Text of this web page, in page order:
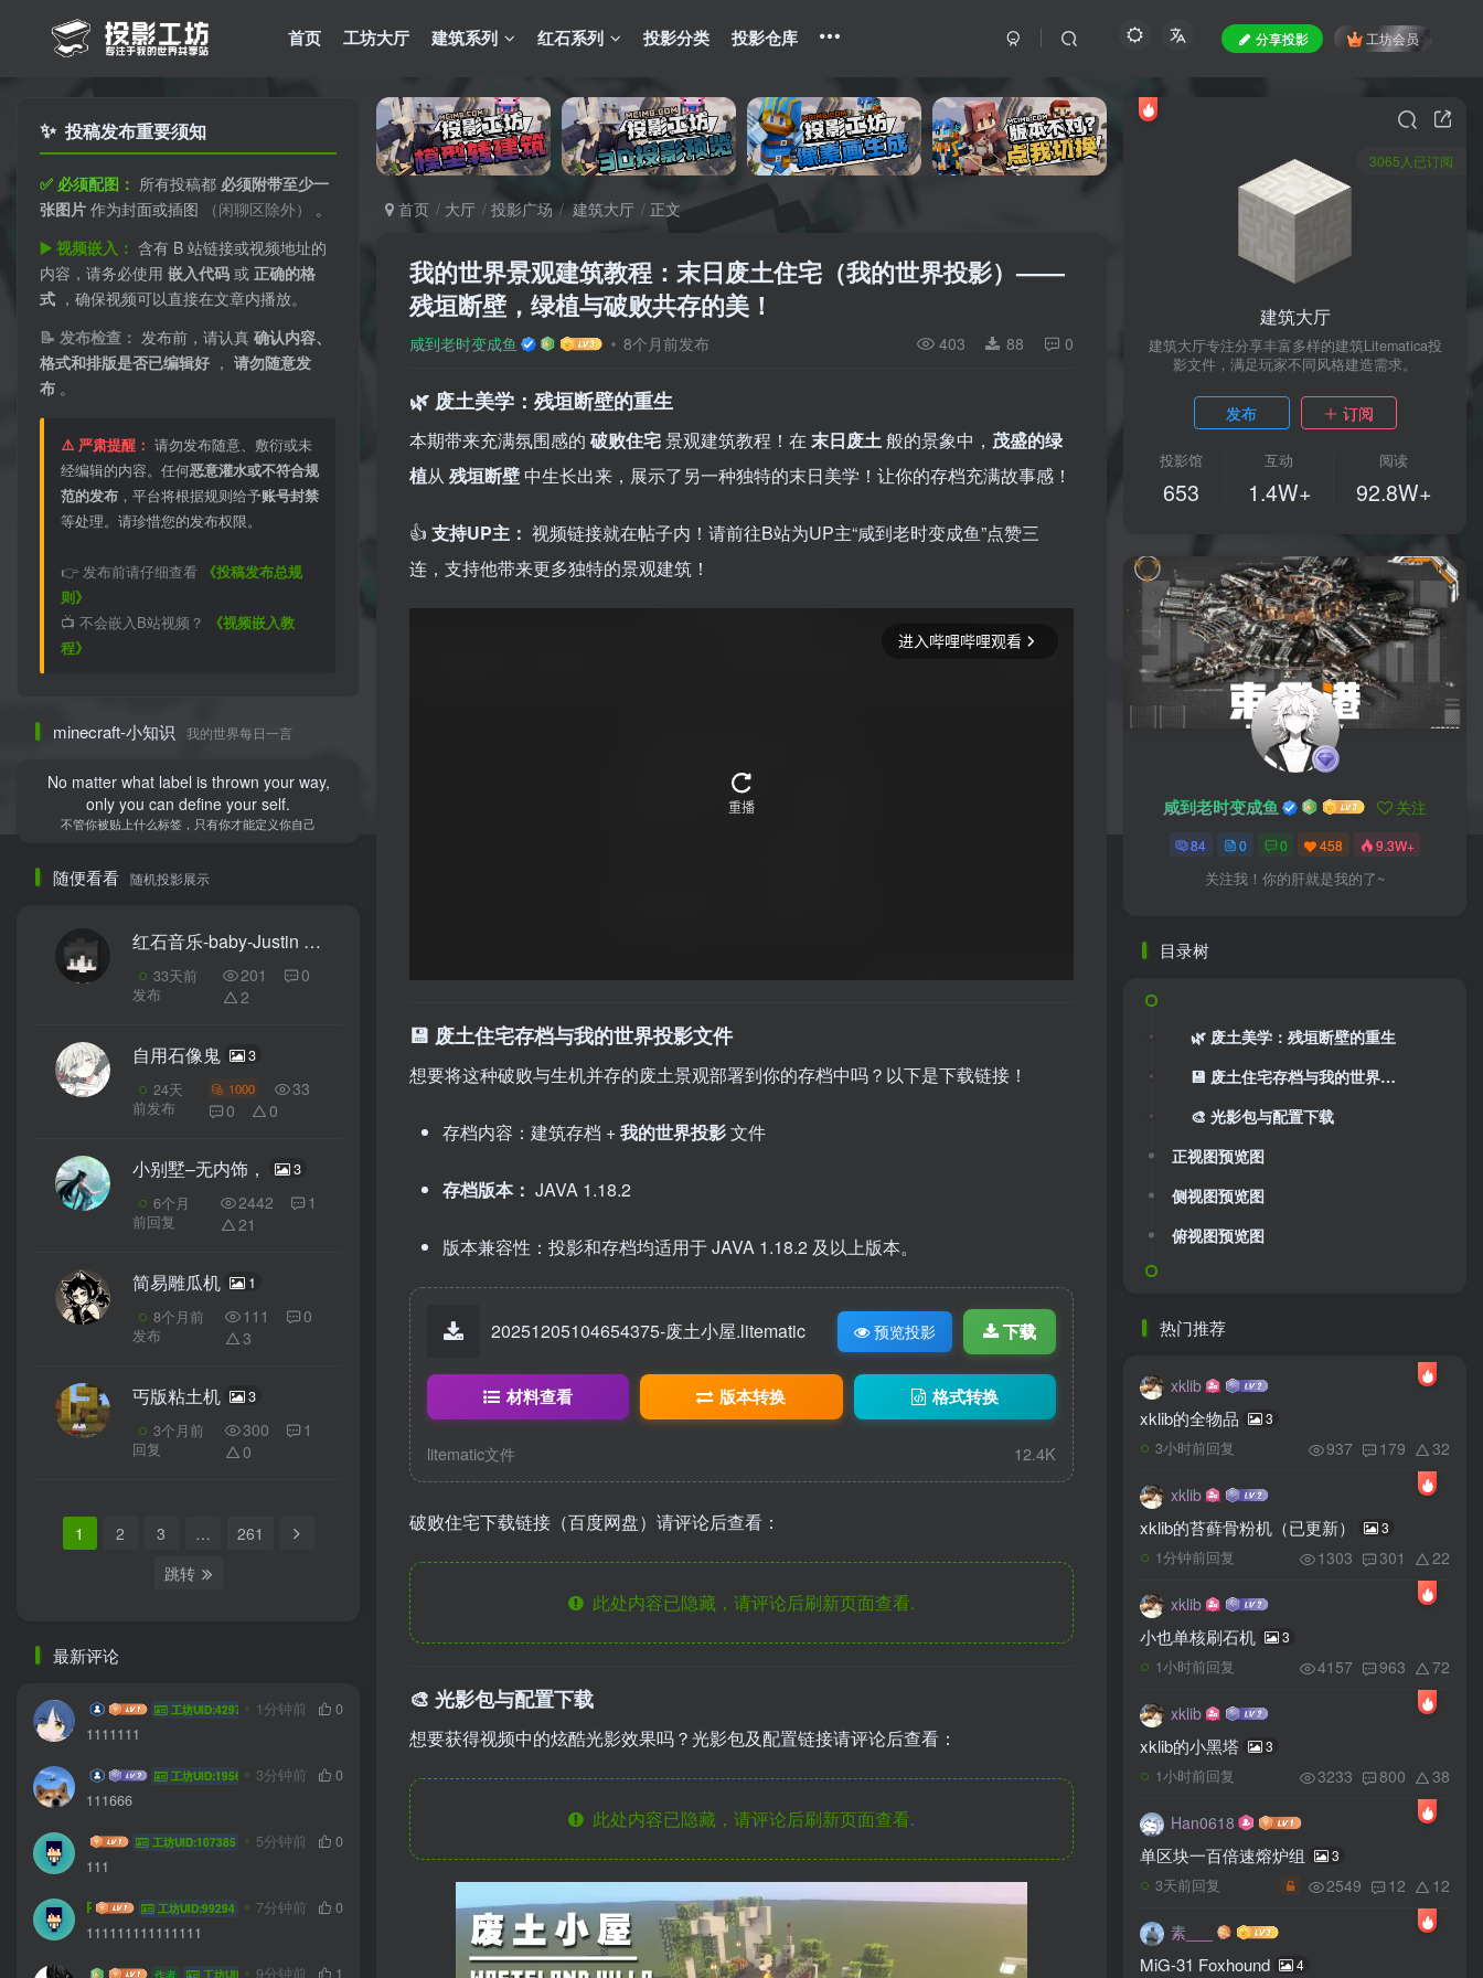
首页 工坊大厅 建筑系列 红石系列 投影分类 投影仓库 分享投影 工坊会员
✨ 投稿发布重要须知
✅ 必须配图： 所有投稿都 必须附带至少一
张图片 作为封面或插图 （闲聊区除外） 。
▶️ 视频嵌入： 含有 B 站链接或视频地址的
内容，请务必使用 嵌入代码 或 正确的格
式 ，确保视频可以直接在文章内播放。
📝 发布检查： 发布前，请认真 确认内容、
格式和排版是否已编辑好 ， 请勿随意发
布 。
⚠️ 严肃提醒： 请勿发布随意、敷衍或未
经编辑的内容。任何恶意灌水或不符合规
范的发布 ，平台将根据规则给予账号封禁
等处理。请珍惜您的发布权限。
👉 发布前请仔细查看 《投稿发布总规
则》
📺 不会嵌入B站视频？
《视频嵌入教
程》
minecraft-小知识 我的世界每日一言
No matter what label is thrown your way,
only you can define your self.
不管你被贴上什么标签，只有你才能定义你自己
随便看看 随机投影展示
红石音乐-baby-Justin Bieber
33天前
发布
201
0
2
自用石像鬼 3
24天
前发布
1000
33
0
0
小别墅–无内饰， 3
6个月
前回复
2442
1
21
简易雕瓜机 1
8个月前
发布
111
0
3
丐版粘土机 3
3个月前
回复
300
1
0
1 2 3 …
261
跳转
最新评论
haozi2233 工坊UID:42979 1分钟前
0
1111111
星野 工坊UID:19563 3分钟前
0
111666
牛发芽 工坊UID:107385 5分钟前
0
111
Prove 工坊UID:99294 7分钟前
0
111111111111111
斑马不迷路作者 工坊UID:566069分钟前 1
首页 大厅 投影广场 建筑大厅 正文
我的世界景观建筑教程：末日废土住宅（我的世界投影）——
残垣断壁，绿植与破败共存的美！
咸到老时变成鱼 8个月前发布 403 88 0
🌿 废土美学：残垣断壁的重生
本期带来充满氛围感的 破败住宅景观建筑教程！在 末日废土般的景象中， 茂盛的绿
植从 残垣断壁 中生长出来，展示了另一种独特的末日美学！让你的存档充满故事感！
👍 支持UP主： 视频链接就在帖子内！请前往B站为UP主“咸到老时变成鱼”点赞三
连，支持他带来更多独特的景观建筑！
💾 废土住宅存档与我的世界投影文件
想要将这种破败与生机并存的废土景观部署到你的存档中吗？以下是下载链接！
存档内容：建筑存档 +我的世界投影文件
存档版本： JAVA 1.18.2
版本兼容性：投影和存档均适用于 JAVA 1.18.2 及以上版本。
20251205104654375-废土小屋.litematic 预览投影 下载
材料查看 版本转换 格式转换
litematic文件 12.4K
破败住宅下载链接（百度网盘）请评论后查看：
此处内容已隐藏，请评论后刷新页面查看.
🎨 光影包与配置下载
想要获得视频中的炫酷光影效果吗？光影包及配置链接请评论后查看：
此处内容已隐藏，请评论后刷新页面查看.
3065人已订阅
建筑大厅
建筑大厅专注分享丰富多样的建筑Litematica投
影文件，满足玩家不同风格建造需求。
发布 订阅
投影馆
653
互动
1.4W+
阅读
92.8W+
咸到老时变成鱼 关注
84 0 0 458 9.3W+
关注我！你的肝就是我的了~
目录树
🌿 废土美学：残垣断壁的重生
💾 废土住宅存档与我的世界投影文件
🎨 光影包与配置下载
正视图预览图
侧视图预览图
俯视图预览图
热门推荐
xklib
xklib的全物品 3
3小时前回复 937 179 32
xklib
xklib的苔藓骨粉机（已更新） 3
1分钟前回复 1303 301 22
xklib
小也单核刷石机 3
1小时前回复 4157 963 72
xklib
xklib的小黑塔 3
1小时前回复 3233 800 38
Han0618
单区块一百倍速熔炉组 3
3天前回复 2549 12 12
素___
MiG-31 Foxhound 4